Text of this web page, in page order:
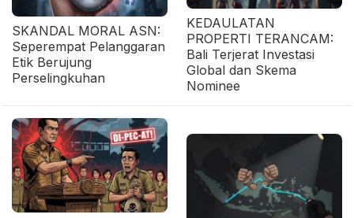
SKANDAL MORAL ASN:
Seperempat Pelanggaran
Etik Berujung
Perselingkuhan
KEDAULATAN
PROPERTI TERANCAM:
Bali Terjerat Investasi
Global dan Skema
Nominee